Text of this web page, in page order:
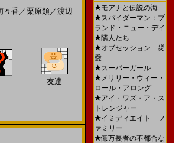
々香 ／栗原類／渡辺
友達
★モアナと伝説の海
★スパイダーマン：ブ
ランド・ニュー・デイ
★隣人たち
★オブセッション 災
愛
★スーパーガール
★メリリー・ウィー・
ロール・アロング
★アイ・ワズ・ア・ス
トレンジャー
★イミディエイト フ
ァミリー
★億万長者の不都合な